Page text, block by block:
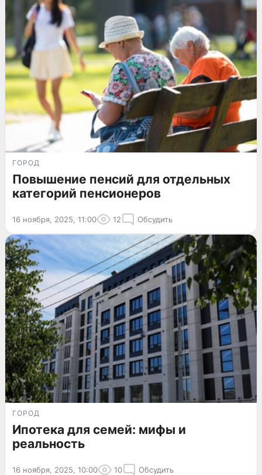
ГОРОД
Повышение пенсий для отдельных
категорий пенсионеров
16 ноября, 2025, 11:00 12 Обсудить
ГОРОД
Ипотека для семей: мифы и
реальность
16 ноября, 2025, 10:00 10 Обсудить